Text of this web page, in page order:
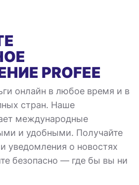
PROFEE
онлайн в любое время и в
стран. Наше
международные
и удобными. Получайте
уведомления о новостях
безопасно — где бы вы ни